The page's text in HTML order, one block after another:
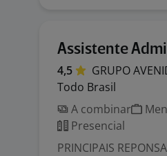
Assistente
4,5 GRUPO
Todo Brasil
A combinar
Presencial
PRINCIPAIS